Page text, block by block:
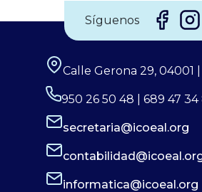
Síguenos
Calle Gerona 29, 04001
950 26 50 48 | 689 47 34
secretaria@icoeal.org
informatica@icoeal.org